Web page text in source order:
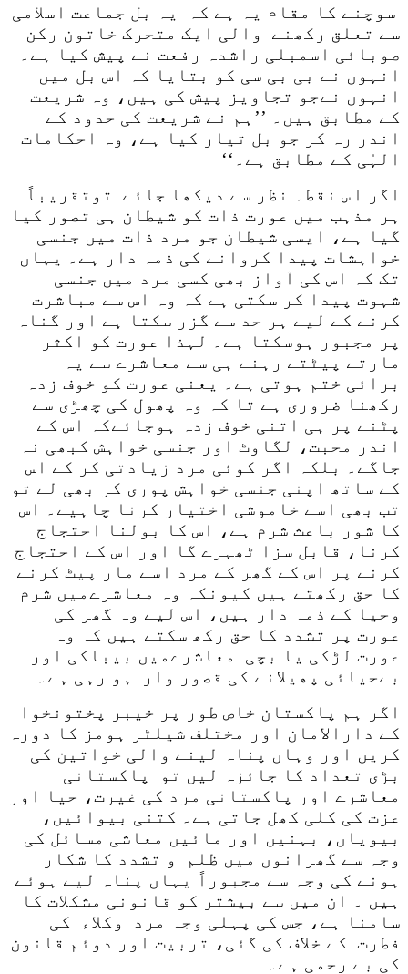
سوچنے کا مقام یہ ہے کہ یہ بل جماعت اسلامی
سے تعلق رکھنے والی ایک متحرک خاتون رکن
صوبائی اسمبلی راشدہ رفعت نے پیش کیا ہے۔
انہوں نے بی بی سی کو بتایا کہ اس بل میں
انہوں نےجو تجاویز پیش کی ہیں، وہ شریعت
کے مطابق ہیں۔ ’’ہم نے شریعت کی حدود کے
اندر رہ کر جو بل تیار کیا ہے، وہ احکامات
الہٰی کے مطابق ہے۔‘‘
اگر اس نقطہ نظر سے دیکھا جائے توتقریباً
ہر مذہب میں عورت ذات کو شیطان ہی تصور کیا
گیا ہے، ایسی شیطان جو مرد ذات میں جنسی
خواہشات پیدا کروانے کی ذمہ دار ہے۔ یہاں
تک کہ اس کی آواز بھی کسی مرد میں جنسی
شہوت پیدا کر سکتی ہے کہ وہ اس سے مباشرت
کرنے کے لیے ہر حد سے گزر سکتا ہے اور گناہ
پر مجبور ہوسکتا ہے۔ لہذا عورت کو اکثر
مارتے پیٹتے رہنے ہی سے معاشرے سے یہ
برائی ختم ہوتی ہے۔ یعنی عورت کو خوف زدہ
رکھنا ضروری ہے تا کہ وہ پھول کی چھڑی سے
پٹنے پر ہی اتنی خوف زدہ ہوجائےکہ اس کے
اندر محبت، لگاوٹ اور جنسی خواہش کبھی نہ
جاگے۔ بلکہ اگر کوئی مرد زیادتی کر کے اس
کے ساتھ اپنی جنسی خواہش پوری کر بھی لے تو
تب بھی اسے خاموشی اختیار کرنا چاہیے۔ اس
کا شور باعث شرم ہے، اس کا بولنا احتجاج
کرنا، قابل سزا ٹھہرے گا اور اس کے احتجاج
کرنے پر اس کے گھر کے مرد اسے مار پیٹ کرنے
کا حق رکھتے ہیں کیونکہ وہ معاشرےمیں شرم
وحیا کے ذمہ دار ہیں، اس لیے وہ گھر کی
عورت پر تشدد کا حق رکھ سکتے ہیں کہ وہ
عورت لڑکی یا بچی معاشرےمیں بیباکی اور
بےحیائی پھیلانے کی قصور وار ہو رہی ہے۔
اگر ہم پاکستان خاص طور پر خیبر پختونخوا
کے دارالامان اور مختلف شیلٹر ہومز کا دورہ
کریں اور وہاں پناہ لینے والی خواتین کی
بڑی تعداد کا جائزہ لیں تو پاکستانی
معاشرے اور پاکستانی مرد کی غیرت، حیا اور
عزت کی کلی کھل جاتی ہے۔ کتنی بیوائیں،
بیویاں، بہنیں اور مائیں معاشی مسائل کی
وجہ سے گھرانوں میں ظلم و تشدد کا شکار
ہونے کی وجہ سے مجبوراً یہاں پناہ لیے ہوئے
ہیں ۔ ان میں سے بیشتر کو قانونی مشکلات کا
سامنا ہے، جس کی پہلی وجہ مرد وکلاء کی
فطرت کے خلاف کی گئی، تربیت اور دوئم قانون
کی بے رحمی ہے۔